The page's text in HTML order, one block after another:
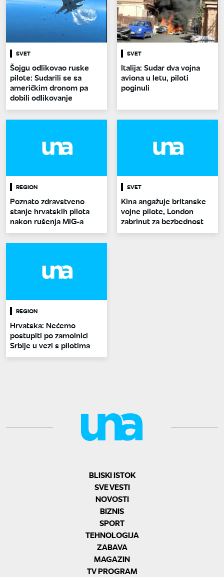
SVET
Šojgu odlikovao ruske
pilote: Sudarili se sa
američkim dronom pa
dobili odlikovanje
SVET
Italija: Sudar dva vojna
aviona u letu, piloti
poginuli
REGION
Poznato zdravstveno
stanje hrvatskih pilota
nakon rušenja MIG-a
SVET
Kina angažuje britanske
vojne pilote, London
zabrinut za bezbednost
REGION
Hrvatska: Nećemo
postupiti po zamolnici
Srbije u vezi s pilotima
BLISKI ISTOK
SVE VESTI
NOVOSTI
BIZNIS
SPORT
TEHNOLOGIJA
ZABAVA
MAGAZIN
TV PROGRAM